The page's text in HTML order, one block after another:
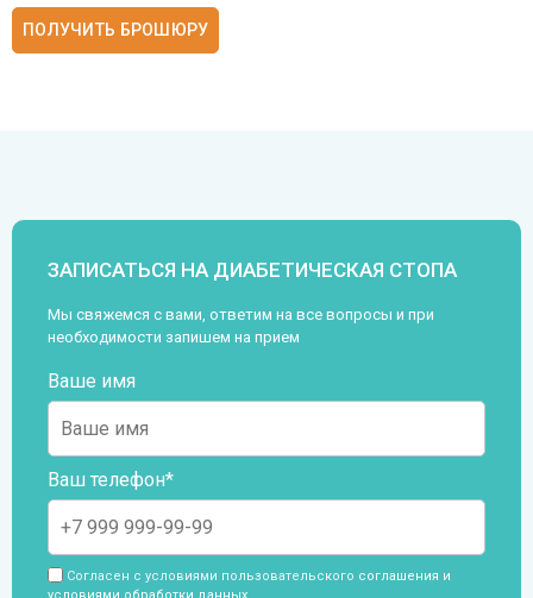
ПОЛУЧИТЬ БРОШЮРУ
ЗАПИСАТЬСЯ НА ДИАБЕТИЧЕСКАЯ СТОПА
Мы свяжемся с вами, ответим на все вопросы и при
необходимости запишем на прием
Ваше имя
Ваш телефон*
Согласен с условиями пользовательского соглашения и